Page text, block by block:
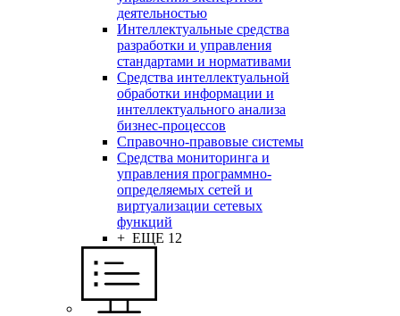
деятельностью
Интеллектуальные средства
разработки и управления
стандартами и нормативами
Средства интеллектуальной
обработки информации и
интеллектуального анализа
бизнес-процессов
Справочно-правовые системы
Средства мониторинга и
управления программно-
определяемых сетей и
виртуализации сетевых
функций
+ ЕЩЕ 12